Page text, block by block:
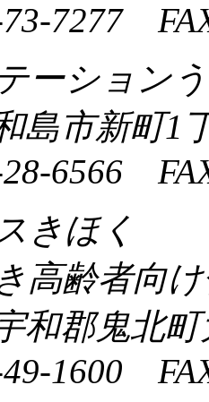
7277
ーション
島市新町1
6566
きほく
高齢者向
和郡鬼北
1600